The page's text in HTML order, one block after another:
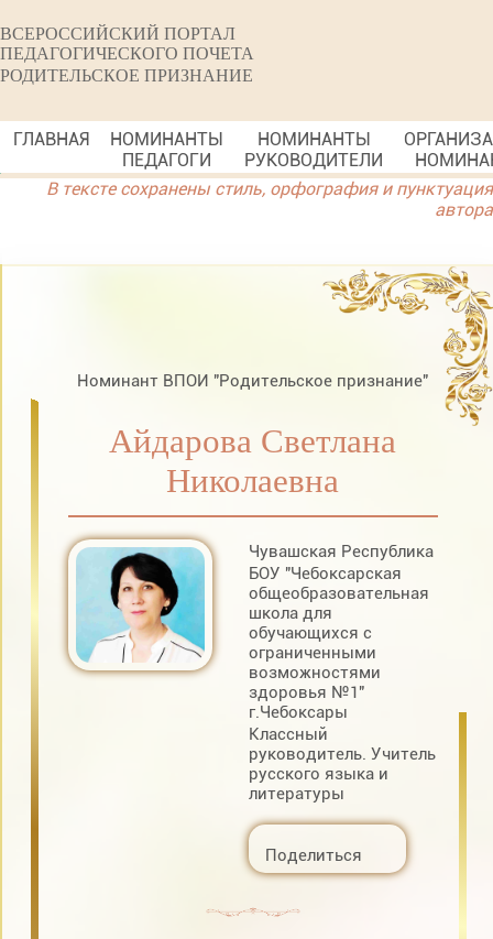
ВСЕРОССИЙСКИЙ ПОРТАЛ
ПЕДАГОГИЧЕСКОГО ПОЧЕТА
РОДИТЕЛЬСКОЕ ПРИЗНАНИЕ
ГЛАВНАЯ
НОМИНАНТЫ
ПЕДАГОГИ
НОМИНАНТЫ
РУКОВОДИТЕЛИ
В тексте сохранены стиль, орфография и пунктуация
автора
Номинант ВПОИ "Родительское признание"
Айдарова Светлана
Николаевна
Чувашская Республика
БОУ "Чебоксарская
общеобразовательная
школа для
обучающихся с
ограниченными
возможностями
здоровья №1"
г.Чебоксары
Классный
руководитель. Учитель
русского языка и
литературы
Поделиться